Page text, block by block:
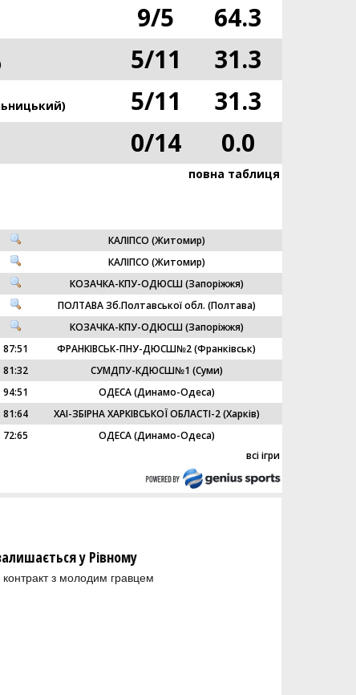
9/5 64.3
5/11 31.3
5/11 31.3
0/14 0.0
повна таблиця
КАЛІПСО (Житомир)
КАЛІПСО (Житомир)
КОЗАЧКА-КПУ-ОДЮСШ (Запоріжжя)
ПОЛТАВА Зб.Полтавської обл. (Полтава)
КОЗАЧКА-КПУ-ОДЮСШ (Запоріжжя)
87:51
ФРАНКІВСЬК-ПНУ-ДЮСШ№2 (Франківськ)
81:32
СУМДПУ-КДЮСШ№1 (Суми)
94:51
ОДЕСА (Динамо-Одеса)
81:64
ХАІ-ЗБІРНА ХАРКІВСЬКОЇ ОБЛАСТІ-2 (Харків)
72:65
ОДЕСА (Динамо-Одеса)
всі ігри
у Рівному
з молодим гравцем